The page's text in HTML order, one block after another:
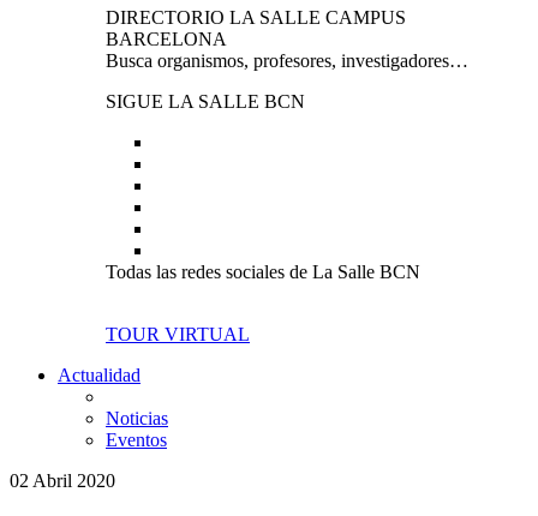
DIRECTORIO LA SALLE CAMPUS
BARCELONA
Busca organismos, profesores, investigadores…
SIGUE LA SALLE BCN
Todas las redes sociales de La Salle BCN
TOUR VIRTUAL
Actualidad
Noticias
Eventos
02 Abril 2020